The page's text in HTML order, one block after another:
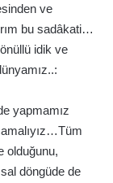
ve
bu sadâkati…
idik ve
yapmamız
olduğunu,
döngüde de